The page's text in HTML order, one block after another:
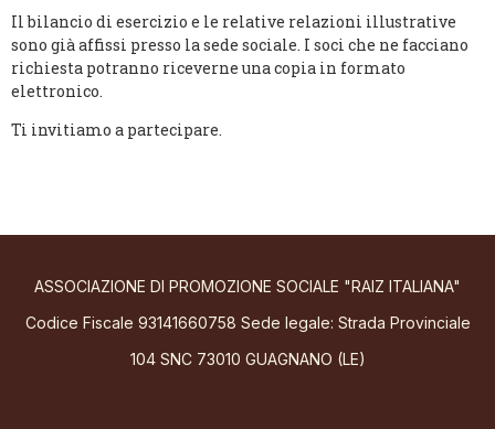
Il bilancio di esercizio e le relative relazioni illustrative
sono già affissi presso la sede sociale. I soci che ne facciano
richiesta potranno riceverne una copia in formato
elettronico.
Ti invitiamo a partecipare.
ASSOCIAZIONE DI PROMOZIONE SOCIALE "RAIZ ITALIANA"
Codice Fiscale 93141660758 Sede legale: Strada Provinciale
104 SNC 73010 GUAGNANO (LE)